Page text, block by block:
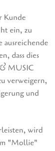
Kunde
ein, zu
dass dies
MUSIC
verweigern,
und
wird
"Mollie"